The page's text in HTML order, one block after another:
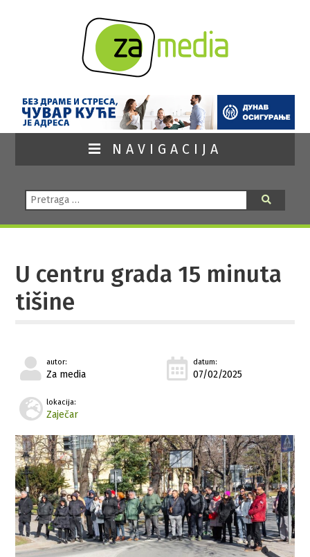
NAVIGACIJA
Pretraga:
U centru grada 15 minuta
tišine
autor:
Za media
datum:
07/02/2025
lokacija:
Zaječar